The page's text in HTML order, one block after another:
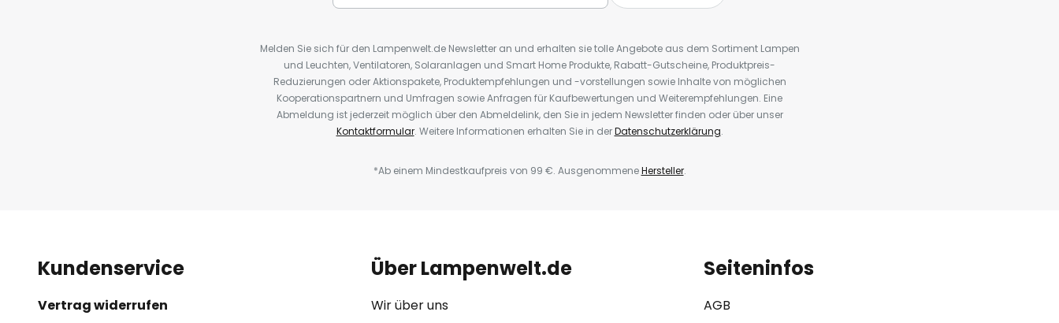
Melden Sie sich für den Lampenwelt.de Newsletter an und erhalten sie tolle Angebote aus dem Sortiment Lampen
und Leuchten, Ventilatoren, Solaranlagen und Smart Home Produkte, Rabatt-Gutscheine, Produktpreis-
Reduzierungen oder Aktionspakete, Produktempfehlungen und -vorstellungen sowie Inhalte von möglichen
Kooperationspartnern und Umfragen sowie Anfragen für Kaufbewertungen und Weiterempfehlungen. Eine
Abmeldung ist jederzeit möglich über den Abmeldelink, den Sie in jedem Newsletter finden oder über unser
Kontaktformular. Weitere Informationen erhalten Sie in derDatenschutzerklärung.
*Ab einem Mindestkaufpreis von 99 €. AusgenommeneHersteller.
Kundenservice
Vertrag widerrufen
Über Lampenwelt.de
Wir über uns
Seiteninfos
AGB